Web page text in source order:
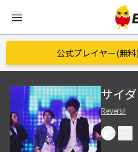
menu
公式プレイヤー(無
サイ
Reversi!